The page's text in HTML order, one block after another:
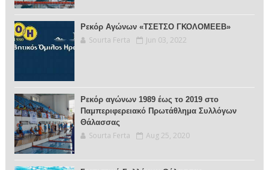
Ρεκόρ Αγώνων «ΤΣΕΤΣΟ ΓΚΟΛΟΜΕΕΒ»
Sourta Ferta Jun 03, 2022
Ρεκόρ αγώνων 1989 έως το 2019 στο
Παμπεριφερειακό Πρωτάθλημα Συλλόγων
Θάλασσας
Sourta Ferta Aug 25, 2020